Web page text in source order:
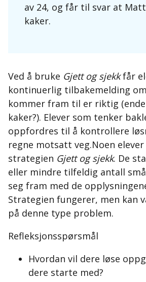
av 24, og får til svar at
kaker.
Ved å bruke Gjett og sjekkfår
kontinuerlig tilbakemelding
kommer fram til er riktig
kaker?). Elever som tenker
oppfordres til å kontrollere
regne motsatt veg.Noen
strategien Gjett og sjekk. De
eller mindre tilfeldig antall
seg fram med de
Strategien fungerer, men kan
på denne type problem.
Refleksjonsspørsmål
Hvordan vil dere løse
dere starte med?